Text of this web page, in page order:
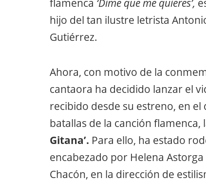
flamenca ‘Dime que me quieres’,
hijo del tan ilustre letrista
Gutiérrez.
Ahora, con motivo de la
cantaora ha decidido lanzar el
recibido desde su estreno, en
batallas de la canción flamenca,
Gitana’. Para ello, ha estado
encabezado por Helena
Chacón, en la dirección de